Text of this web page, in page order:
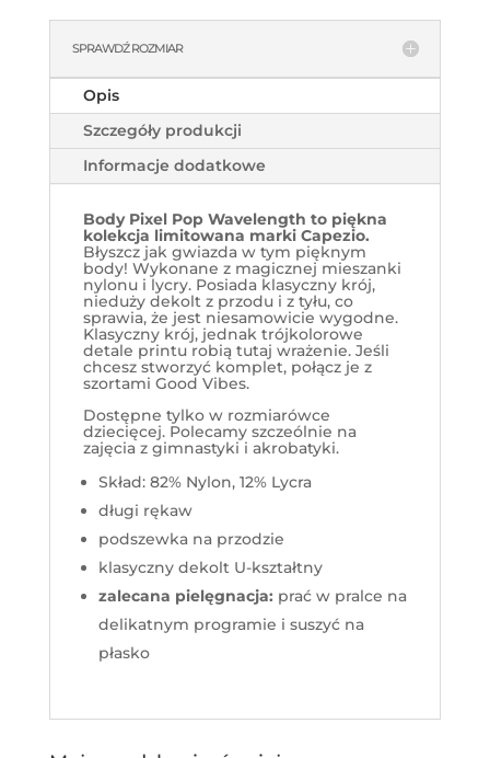
SPRAWDŹ ROZMIAR
Opis
Szczegóły produkcji
Informacje dodatkowe
Body Pixel Pop Wavelength to piękna
kolekcja limitowana marki Capezio.
Błyszcz jak gwiazda w tym pięknym
body! Wykonane z magicznej mieszanki
nylonu i lycry. Posiada klasyczny krój,
nieduży dekolt z przodu i z tyłu, co
sprawia, że jest niesamowicie wygodne.
Klasyczny krój, jednak trójkolorowe
detale printu robią tutaj wrażenie. Jeśli
chcesz stworzyć komplet, połącz je z
szortami Good Vibes.
Dostępne tylko w rozmiarówce
dziecięcej. Polecamy szczeólnie na
zajęcia z gimnastyki i akrobatyki.
Skład: 82% Nylon, 12% Lycra
długi rękaw
podszewka na przodzie
klasyczny dekolt U-kształtny
zalecana pielęgnacja: prać w pralce na
delikatnym programie i suszyć na
płasko